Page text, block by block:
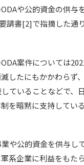
や公的資金の供与
請書[2]で指摘した通
案件については
したにもかかわらず
ていることなどで、
を暗黙に支持してい
や公的資金を供与し
系企業に利益をもた